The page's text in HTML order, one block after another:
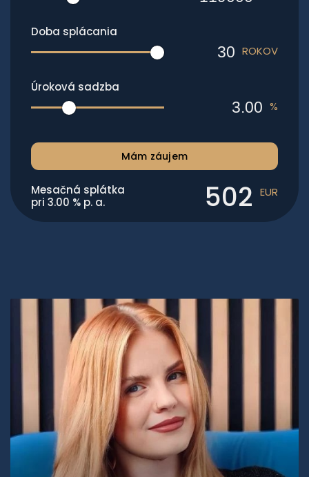
Doba splácania
ROKOV
Úroková sadzba
%
Mám záujem
Mesačná splátka
pri 3.00 % p. a. 502 EUR